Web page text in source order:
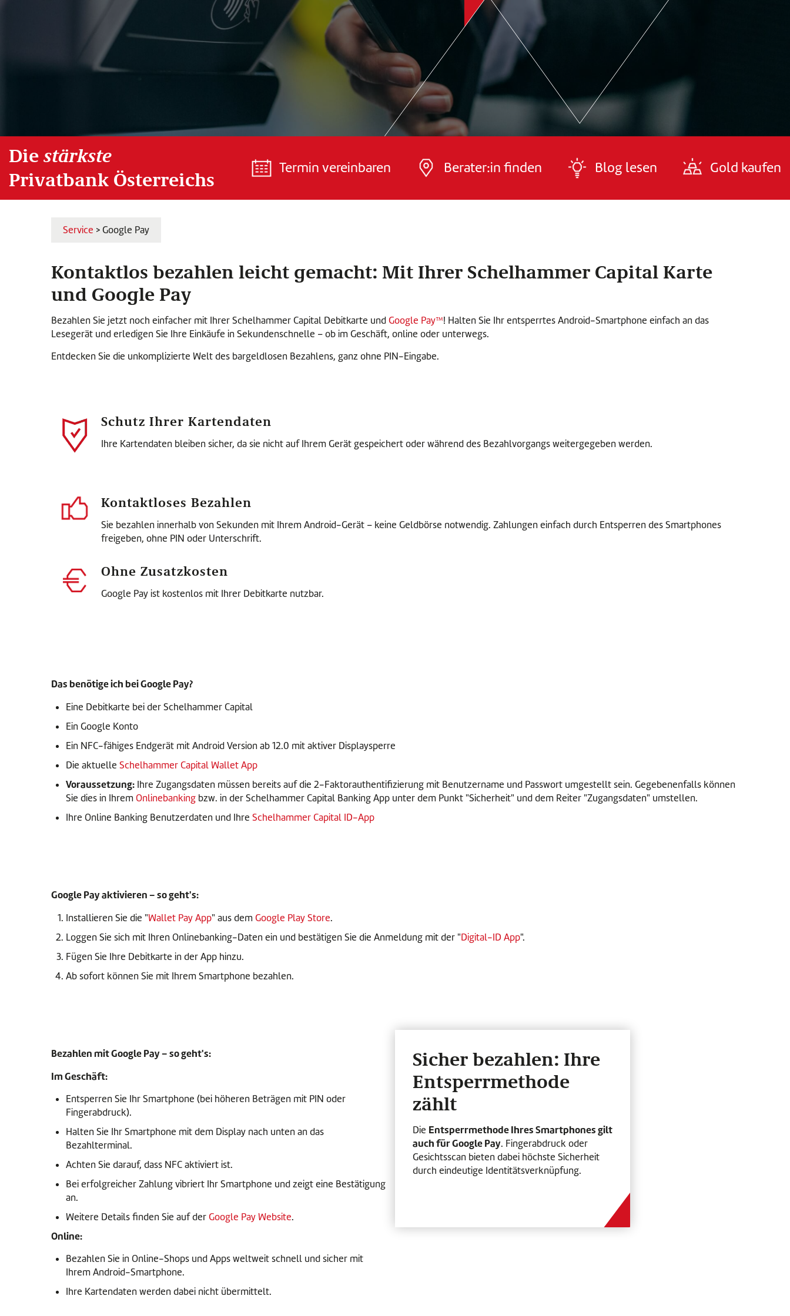
Diestärkste
Privatbank Österreichs
Termin vereinbaren Berater:in finden Blog lesen Gold kaufen
Service > Google Pay
Kontaktlos bezahlen leicht gemacht: Mit Ihrer Schelhammer Capital Karte
und Google Pay
Bezahlen Sie jetzt noch einfacher mit Ihrer Schelhammer Capital Debitkarte undGoogle Pay™! Halten Sie Ihr entsperrtes Android-Smartphone einfach an das
Lesegerät und erledigen Sie Ihre Einkäufe in Sekundenschnelle – ob im Geschäft, online oder unterwegs.
Entdecken Sie die unkomplizierte Welt des bargeldlosen Bezahlens, ganz ohne PIN-Eingabe.
Schutz Ihrer Kartendaten
Ihre Kartendaten bleiben sicher, da sie nicht auf Ihrem Gerät gespeichert oder während des Bezahlvorgangs weitergegeben werden.
Kontaktloses Bezahlen
Sie bezahlen innerhalb von Sekunden mit Ihrem Android-Gerät – keine Geldbörse notwendig. Zahlungen einfach durch Entsperren des Smartphones
freigeben, ohne PIN oder Unterschrift.
Ohne Zusatzkosten
Google Pay ist kostenlos mit Ihrer Debitkarte nutzbar.
Das benötige ich bei Google Pay?
Eine Debitkarte bei der Schelhammer Capital
Ein Google Konto
Ein NFC-fähiges Endgerät mit Android Version ab 12.0 mit aktiver Displaysperre
Die aktuelle Schelhammer Capital Wallet App
Voraussetzung: Ihre Zugangsdaten müssen bereits auf die 2-Faktorauthentifizierung mit Benutzername und Passwort umgestellt sein. Gegebenenfalls können
Sie dies in IhremOnlinebanking bzw. in der Schelhammer Capital Banking App unter dem Punkt "Sicherheit" und dem Reiter "Zugangsdaten" umstellen.
Ihre Online Banking Benutzerdaten und Ihre Schelhammer Capital ID-App
Google Pay aktivieren – so geht's:
Installieren Sie die "Wallet Pay App" aus demGoogle Play Store.
Loggen Sie sich mit Ihren Onlinebanking-Daten ein und bestätigen Sie die Anmeldung mit der "Digital-ID App".
Fügen Sie Ihre Debitkarte in der App hinzu.
Ab sofort können Sie mit Ihrem Smartphone bezahlen.
Bezahlen mit Google Pay – so geht's:
Im Geschäft:
Entsperren Sie Ihr Smartphone (bei höheren Beträgen mit PIN oder
Fingerabdruck).
Halten Sie Ihr Smartphone mit dem Display nach unten an das
Bezahlterminal.
Achten Sie darauf, dass NFC aktiviert ist.
Bei erfolgreicher Zahlung vibriert Ihr Smartphone und zeigt eine Bestätigung
an.
Weitere Details finden Sie auf derGoogle Pay Website.
Online:
Bezahlen Sie in Online-Shops und Apps weltweit schnell und sicher mit
Ihrem Android-Smartphone.
Ihre Kartendaten werden dabei nicht übermittelt.
Sicher bezahlen: Ihre
Entsperrmethode
zählt
Die Entsperrmethode Ihres Smartphones gilt
auch für Google Pay. Fingerabdruck oder
Gesichtsscan bieten dabei höchste Sicherheit
durch eindeutige Identitätsverknüpfung.